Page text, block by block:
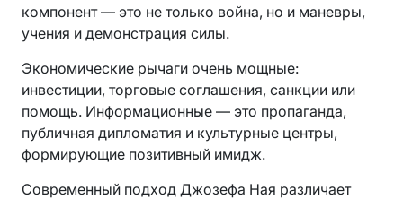
компонент — это не только война, но и маневры,
учения и демонстрация силы.
Экономические рычаги очень мощные:
инвестиции, торговые соглашения, санкции или
помощь. Информационные — это пропаганда,
публичная дипломатия и культурные центры,
формирующие позитивный имидж.
Современный подход Джозефа Ная различает